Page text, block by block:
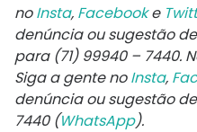
noInsta, Facebooke
denúncia ou sugestão
para (71) 99940 – 7440.
Siga a gente noInsta,
denúncia ou sugestão
7440 (WhatsApp).